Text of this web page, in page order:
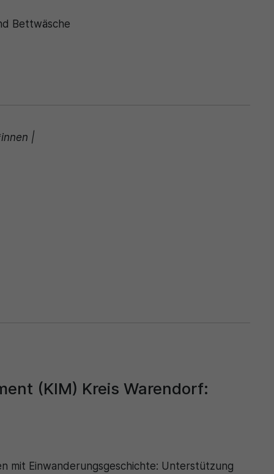
Bettwäsche
|
(KIM) Kreis Warendorf:
mit Einwanderungsgeschichte: Unterstützung